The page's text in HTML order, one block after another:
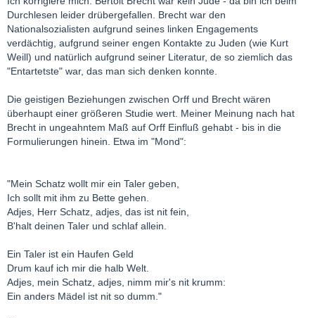
Durchlesen leider drübergefallen. Brecht war den
Nationalsozialisten aufgrund seines linken Engagements
verdächtig, aufgrund seiner engen Kontakte zu Juden (wie Kurt
Weill) und natürlich aufgrund seiner Literatur, de so ziemlich das
"Entartetste" war, das man sich denken konnte.
Die geistigen Beziehungen zwischen Orff und Brecht wären
überhaupt einer größeren Studie wert. Meiner Meinung nach hat
Brecht in ungeahntem Maß auf Orff Einfluß gehabt - bis in die
Formulierungen hinein. Etwa im "Mond":
"Mein Schatz wollt mir ein Taler geben,
Ich sollt mit ihm zu Bette gehen.
Adjes, Herr Schatz, adjes, das ist nit fein,
B'halt deinen Taler und schlaf allein.
Ein Taler ist ein Haufen Geld
Drum kauf ich mir die halb Welt.
Adjes, mein Schatz, adjes, nimm mir's nit krumm:
Ein anders Mädel ist nit so dumm."